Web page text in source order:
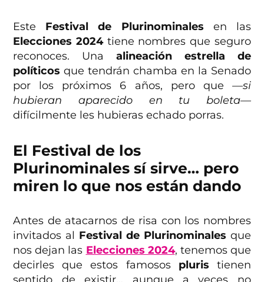
Este Festival de Plurinominales en las
Elecciones 2024 tiene nombres que seguro
reconoces. Una alineación estrella de
políticos que tendrán chamba en la Senado
por los próximos 6 años, pero que —si
hubieran aparecido en tu boleta—
difícilmente les hubieras echado porras.
El Festival de los
Plurinominales sí sirve… pero
miren lo que nos están dando
Antes de atacarnos de risa con los nombres
invitados al Festival de Plurinominales que
nos dejan las Elecciones 2024, tenemos que
decirles que estos famosos pluris tienen